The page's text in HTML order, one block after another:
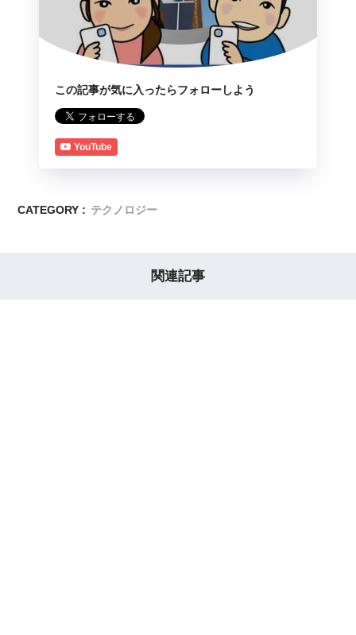
この記事が気に入ったらフォローしよう
YouTube
CATEGORY : テクノロジー
関連記事